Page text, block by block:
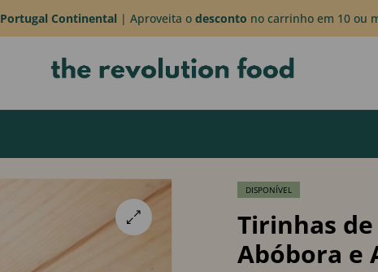
Portugal Continental | Aproveita o desconto no carrinho em 10 ou
DISPONÍVEL
Tirinhas
Abóbora e